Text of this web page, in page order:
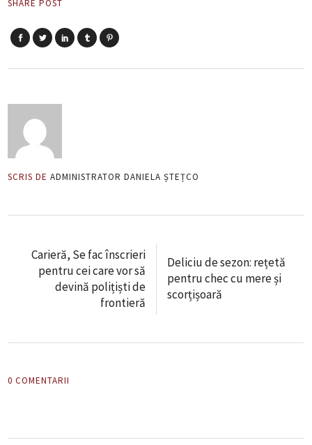
SHARE POST
SCRIS DE ADMINISTRATOR DANIELA ȘTEȚCO
Carieră, Se fac înscrieri
pentru cei care vor să
devină polițiști de
frontieră
Deliciu de sezon: rețetă
pentru chec cu mere și
scorțișoară
0 COMENTARII